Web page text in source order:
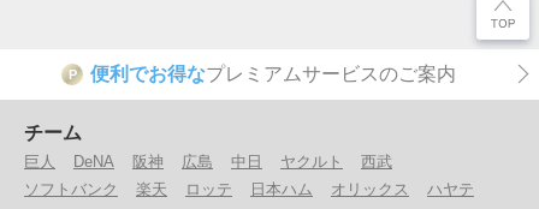
P 便利でお得なプレミアムサービスのご案内
チーム
巨人 DeNA 阪神 広島 中日 ヤクルト
西武
ソフトバンク
楽天 ロッテ 日本ハム オリックス
ハヤテ